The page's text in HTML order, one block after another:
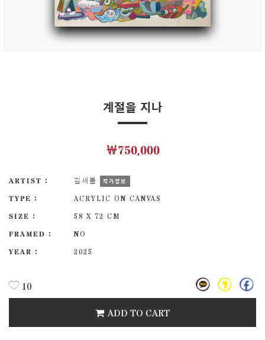
계절을 지나
￦750,000
ARTIST : 김새봄 작가정보
TYPE :
ACRYLIC ON CANVAS
SIZE :
58 X 72 CM
FRAMED :
NO
YEAR :
2025
10
ADD TO CART